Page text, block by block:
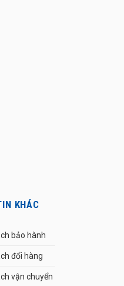
KHÁC
bảo hành
đổi hàng
vận chuyển